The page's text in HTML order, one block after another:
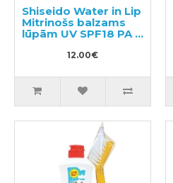
Shiseido Water in Lip
Mitrinošs balzams
lūpām UV SPF18 PA +
12.00€